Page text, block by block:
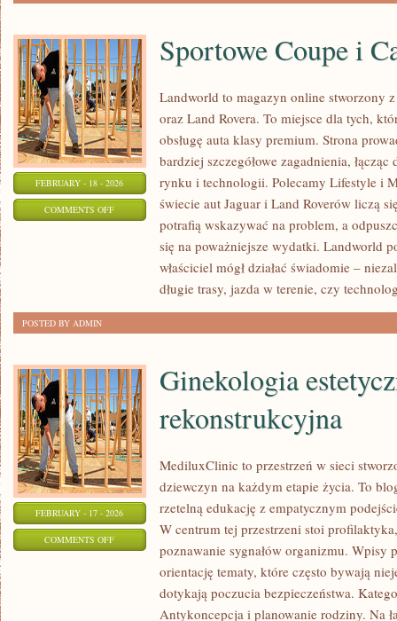
FEBRUARY - 18 - 2026
COMMENTS OFFON
SPORTOWE
Sportowe Coupe i
Landworld to magazyn online stworzony
oraz Land Rovera. To miejsce dla tych,
obsługę auta klasy premium. Strona
bardziej szczegółowe zagadnienia,
rynku i technologii. Polecamy Lifestyle i
świecie aut Jaguar i Land Roverów liczą
potrafią wskazywać na problem, a
się na poważniejsze wydatki. Landworld
właściciel mógł działać świadomie –
długie trasy, jazda w terenie, czy
POSTED BY ADMIN
FEBRUARY - 17 - 2026
COMMENTS OFFON
GINEKOLOGIA
Ginekologia
rekonstrukcyjna
MediluxClinic to przestrzeń w sieci
dziewczyn na każdym etapie życia. To
rzetelną edukację z empatycznym
W centrum tej przestrzeni stoi
poznawanie sygnałów organizmu. Wpisy
orientację tematy, które często bywają
dotykają poczucia bezpieczeństwa.
Antykoncepcja i planowanie rodziny. Na